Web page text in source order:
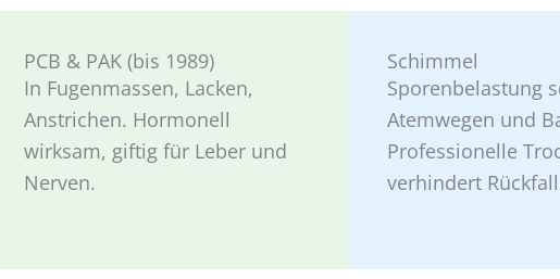
PCB & PAK (bis 1989)
In Fugenmassen, Lacken,
Anstrichen. Hormonell
wirksam, giftig für Leber und
Nerven.
Schimmel
Sporenbelastung
Atemwegen und
Professionelle
verhindert